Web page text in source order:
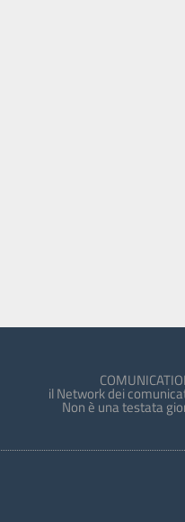
il Network dei
Non è una testata